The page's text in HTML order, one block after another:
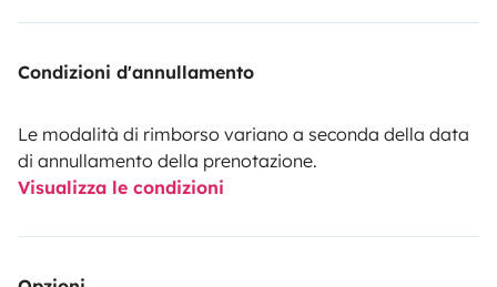
Condizioni d'annullamento
Le modalità di rimborso variano a seconda della data
di annullamento della prenotazione.
Visualizza le condizioni